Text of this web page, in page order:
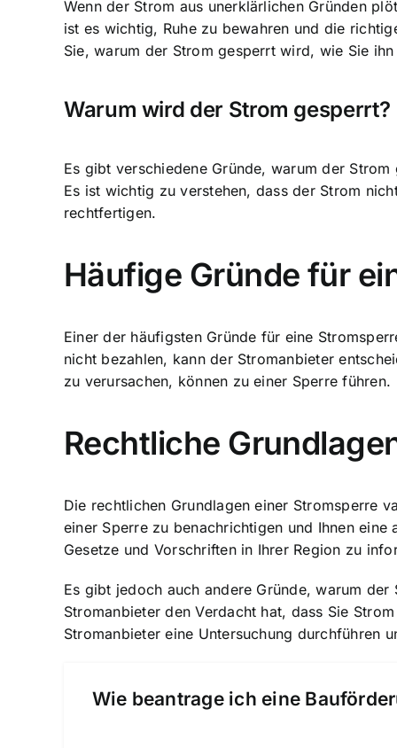
Wenn der Strom aus unerklärlichen Gründen
ist es wichtig, Ruhe zu bewahren und die
Sie, warum der Strom gesperrt wird, wie Sie
Warum wird der Strom gesperrt?
Es gibt verschiedene Gründe, warum der
Es ist wichtig zu verstehen, dass der Strom
rechtfertigen.
Häufige Gründe für
Einer der häufigsten Gründe für eine
nicht bezahlen, kann der Stromanbieter
zu verursachen, können zu einer Sperre führen.
Rechtliche
Die rechtlichen Grundlagen einer Stromsperre
einer Sperre zu benachrichtigen und Ihnen
Gesetze und Vorschriften in Ihrer Region zu
Es gibt jedoch auch andere Gründe, warum
Stromanbieter den Verdacht hat, dass Sie
Stromanbieter eine Untersuchung durchführen
Wie beantrage ich eine